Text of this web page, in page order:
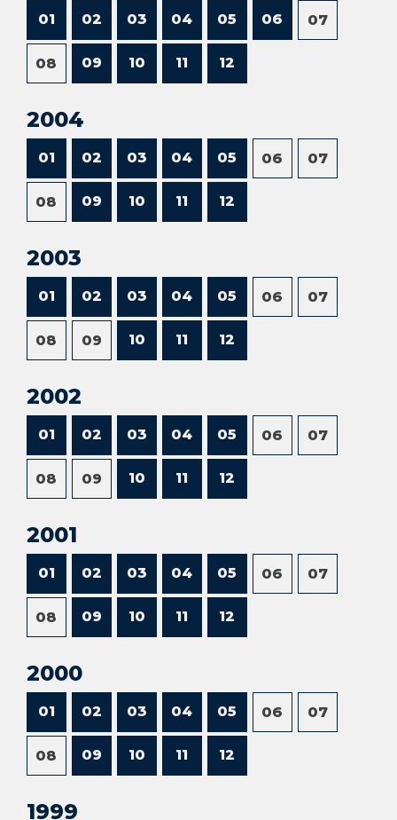
01 02 03 04 05 06 07
08 09 10 11 12
2004
01 02 03 04 05 06 07
08 09 10 11 12
2003
01 02 03 04 05 06 07
08 09 10 11 12
2002
01 02 03 04 05 06 07
08 09 10 11 12
2001
01 02 03 04 05 06 07
08 09 10 11 12
2000
01 02 03 04 05 06 07
08 09 10 11 12
1999